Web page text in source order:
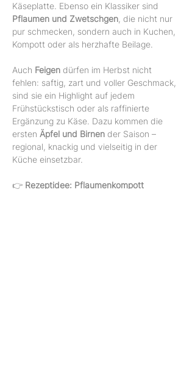
Käseplatte. Ebenso ein Klassiker sind
Pflaumen und Zwetschgen, die nicht nur
pur schmecken, sondern auch in Kuchen,
Kompott oder als herzhafte Beilage.
Auch Feigen dürfen im Herbst nicht
fehlen: saftig, zart und voller Geschmack,
sind sie ein Highlight auf jedem
Frühstückstisch oder als raffinierte
Ergänzung zu Käse. Dazu kommen die
ersten Äpfel und Birnen der Saison –
regional, knackig und vielseitig in der
Küche einsetzbar.
👉 Rezeptidee: Pflaumenkompott